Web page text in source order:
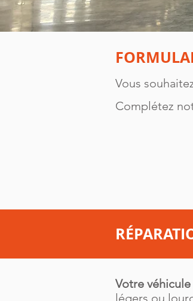
Vous
Complétez
Votre
légers ou